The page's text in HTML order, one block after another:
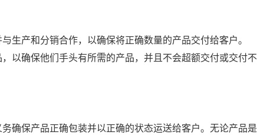
生产和分销合作，以确保将正确数量的产品交付给客户。
以确保他们手头有所需的产品，并且不会超额交付或交付不
确保产品正确包装并以正确的状态运送给客户。无论产品